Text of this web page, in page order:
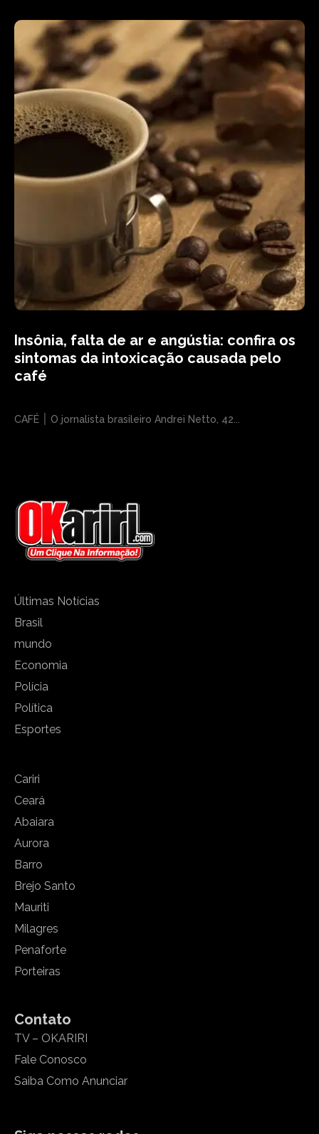
Insônia, falta de ar e angústia: confira os
sintomas da intoxicação causada pelo
café
CAFÉ ׀ O jornalista brasileiro Andrei Netto, 42...
Últimas Notícias
Brasil
mundo
Economia
Polícia
Política
Esportes
Cariri
Ceará
Abaiara
Aurora
Barro
Brejo Santo
Mauriti
Milagres
Penaforte
Porteiras
Contato
TV – OKARIRI
Fale Conosco
Saiba Como Anunciar